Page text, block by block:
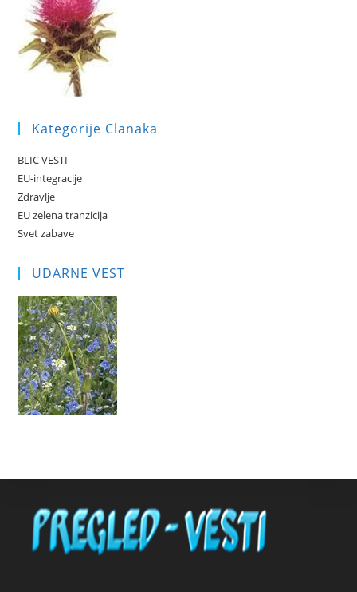
Kategorije Clanaka
BLIC VESTI
EU-integracije
Zdravlje
EU zelena tranzicija
Svet zabave
UDARNE VEST